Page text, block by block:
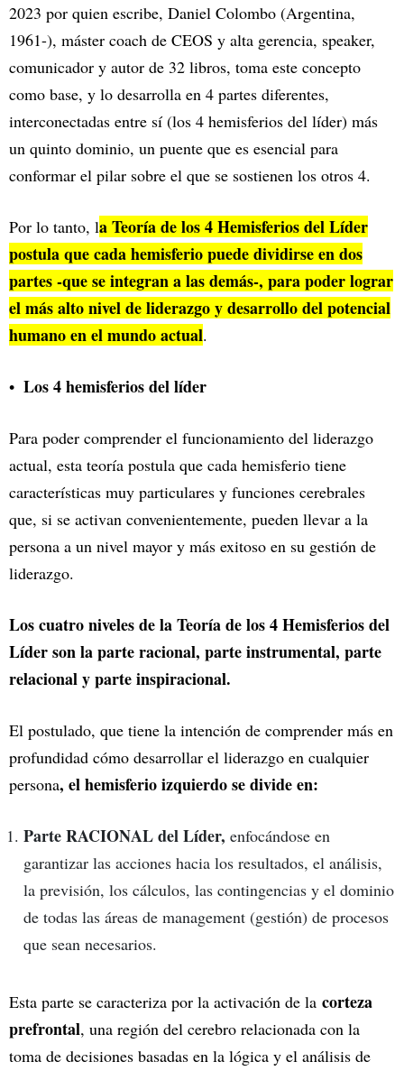
2023 por quien escribe, Daniel Colombo (Argentina,
1961-), máster coach de CEOS y alta gerencia, speaker,
comunicador y autor de 32 libros, toma este concepto
como base, y lo desarrolla en 4 partes diferentes,
interconectadas entre sí (los 4 hemisferios del líder) más
un quinto dominio, un puente que es esencial para
conformar el pilar sobre el que se sostienen los otros 4.
Por lo tanto, la Teoría de los 4 Hemisferios del Líder
postula que cada hemisferio puede dividirse en dos
partes -que se integran a las demás-, para poder lograr
el más alto nivel de liderazgo y desarrollo del potencial
humano en el mundo actual.
Los 4 hemisferios del líder
Para poder comprender el funcionamiento del liderazgo
actual, esta teoría postula que cada hemisferio tiene
características muy particulares y funciones cerebrales
que, si se activan convenientemente, pueden llevar a la
persona a un nivel mayor y más exitoso en su gestión de
liderazgo.
Los cuatro niveles de la Teoría de los 4 Hemisferios del
Líder son la parte racional, parte instrumental, parte
relacional y parte inspiracional.
El postulado, que tiene la intención de comprender más en
profundidad cómo desarrollar el liderazgo en cualquier
persona, el hemisferio izquierdo se divide en:
Parte RACIONAL del Líder, enfocándose en
garantizar las acciones hacia los resultados, el análisis,
la previsión, los cálculos, las contingencias y el dominio
de todas las áreas de management (gestión) de procesos
que sean necesarios.
Esta parte se caracteriza por la activación de la corteza
prefrontal, una región del cerebro relacionada con la
toma de decisiones basadas en la lógica y el análisis de